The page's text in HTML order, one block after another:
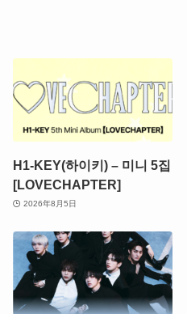
H1-KEY(하이키) – 미니 5집
[LOVECHAPTER]
2026年8月5日